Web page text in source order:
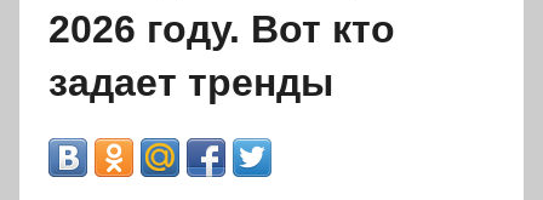
2026 году. Вот кто
задает тренды